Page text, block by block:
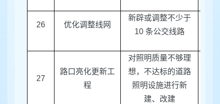
26 优化调整线网
新辟或调整不少于
10 条公交线路
27
路口亮化更新工
程
对照明质量不够理
想，不达标的道路
照明设施进行新
建、改建